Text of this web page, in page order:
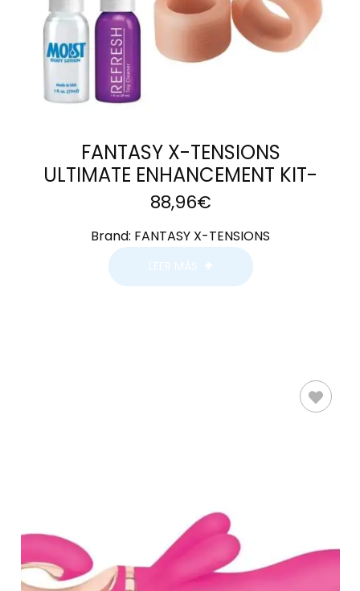
FANTASY X-TENSIONS
ULTIMATE ENHANCEMENT KIT-
88,96€
Brand: FANTASY X-TENSIONS
LEER MÁS
AÑADIR AL